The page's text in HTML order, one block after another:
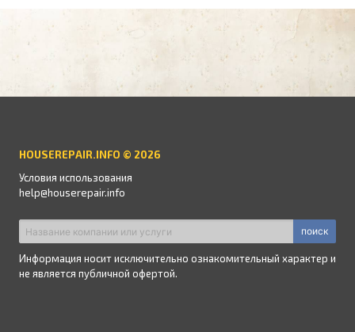
HOUSEREPAIR.INFO © 2026
Условия использования
help@houserepair.info
поиск
Информация носит исключительно ознакомительный характер и
не является публичной офертой.